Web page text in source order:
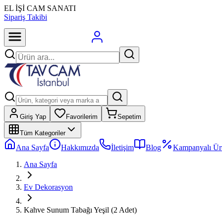
EL İŞİ CAM SANATI
Sipariş Takibi
Giriş Yap Favorilerim Sepetim
Tüm Kategoriler
Ana Sayfa Hakkımızda İletişim Blog
Kampanyalı
Ana Sayfa
Ev Dekorasyon
Kahve Sunum Tabağı Yeşil (2 Adet)